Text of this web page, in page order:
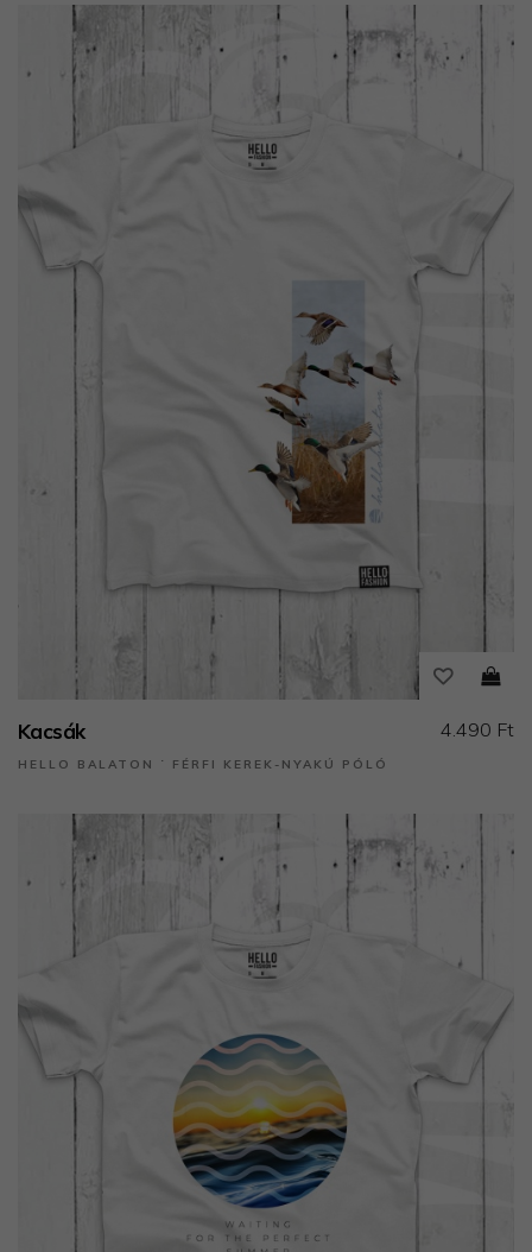
Kacsák
HELLO BALATON ˙ FÉRFI KEREK-NYAKÚ PÓLÓ
4.490 Ft